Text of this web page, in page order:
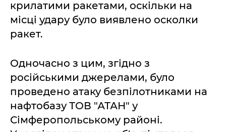
крилатими ракетами, оскільки на
місці удару було виявлено осколки
ракет.
Одночасно з цим, згідно з
російськими джерелами, було
проведено атаку безпілотниками на
нафтобазу ТОВ "АТАН" у
Сімферопольському районі.